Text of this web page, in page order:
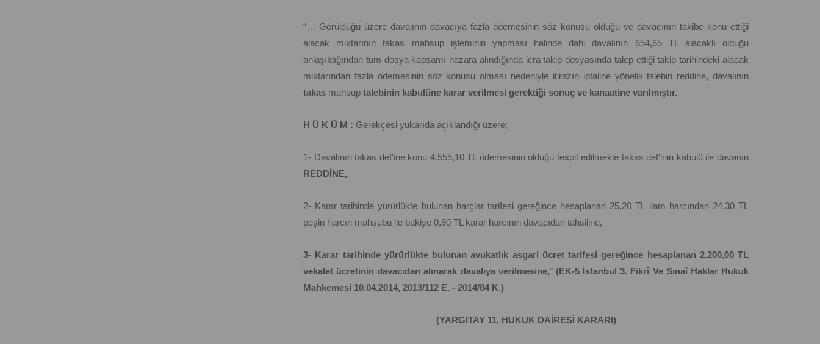
“… Görüldüğü üzere davalının davacıya fazla ödemesinin söz konusu olduğu ve davacının takibe konu ettiği
alacak miktarının takas mahsup işleminin yapması halinde dahi davalının 654,65 TL alacaklı olduğu
anlaşıldığından tüm dosya kapsamı nazara alındığında icra takip dosyasında talep ettiği takip tarihindeki alacak
miktarından fazla ödemesinin söz konusu olması nedeniyle itirazın iptaline yönelik talebin reddine, davalının
takas mahsup talebinin kabulüne karar verilmesi gerektiği sonuç ve kanaatine varılmıştır.
H Ü K Ü M : Gerekçesi yukarıda açıklandığı üzere;
1- Davalının takas def'ine konu 4.555,10 TL ödemesinin olduğu tespit edilmekle takas def'inin kabulü ile davanın
REDDİNE,
2- Karar tarihinde yürürlükte bulunan harçlar tarifesi gereğince hesaplanan 25,20 TL ilam harcından 24,30 TL
peşin harcın mahsubu ile bakiye 0,90 TL karar harcının davacıdan tahsiline,
3- Karar tarihinde yürürlükte bulunan avukatlık asgari ücret tarifesi gereğince hesaplanan 2.200,00 TL
vekalet ücretinin davacıdan alınarak davalıya verilmesine,” (EK-5 İstanbul 3. Fikrî Ve Sınaî Haklar Hukuk
Mahkemesi 10.04.2014, 2013/112 E. - 2014/84 K.)
(YARGITAY 11. HUKUK DAİRESİ KARARI)